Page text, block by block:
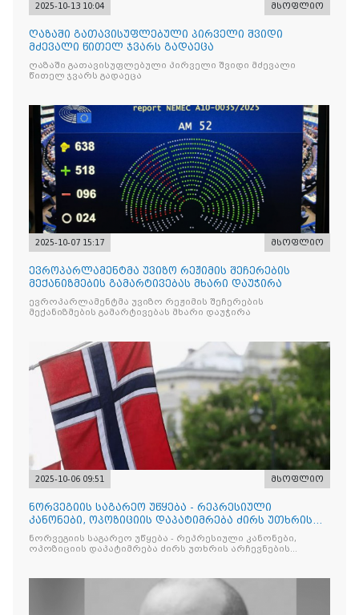
2025-10-13 10:04 მსოფლიო
ღაზაში გათავისუფლებული პირველი შვიდი
მძევალი წითელ ჯვარს გადაეცა
ღაზაში გათავისუფლებული პირველი შვიდი მძევალი
წითელ ჯვარს გადაეცა
2025-10-07 15:17 მსოფლიო
ევროპარლამენტმა უვიზო რეჟიმის შეჩერების
მექანიზმების გამარტივებას მხარი დაუჭირა
ევროპარლამენტმა უვიზო რეჟიმის შეჩერების
მექანიზმების გამარტივებას მხარი დაუჭირა
2025-10-06 09:51 მსოფლიო
ნორვეგიის საგარეო უწყება - რეპრესიული
კანონები, ოპოზიციის დაპატიმრება ძირს უთხრის
არჩევნების ნდობას
ნორვეგიის საგარეო უწყება - რეპრესიული კანონები,
ოპოზიციის დაპატიმრება ძირს უთხრის არჩევნების